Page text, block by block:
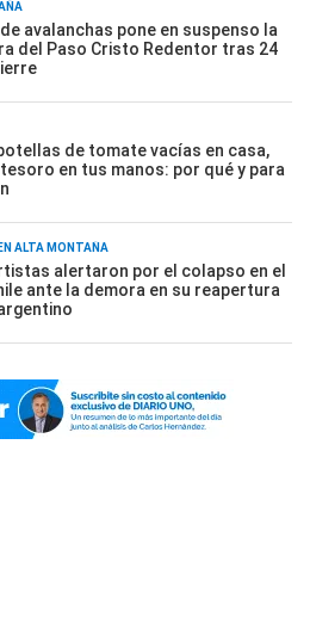
avalanchas pone en suspenso la
del Paso Cristo Redentor tras 24
de tomate vacías en casa,
en tus manos: por qué y para
ALTA MONTAÑA
alertaron por el colapso en el
ante la demora en su reapertura